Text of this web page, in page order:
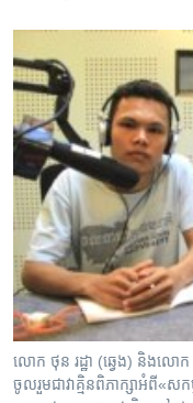
លោក ថុន រដ្ឋា (ឆ្វេង) និង​លោក
ចូល​រួម​ជា​វាគ្មិន​ពិភាក្សា​អំពី​«ស